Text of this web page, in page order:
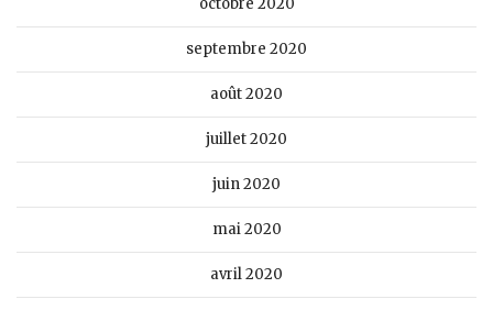
octobre 2020
septembre 2020
août 2020
juillet 2020
juin 2020
mai 2020
avril 2020